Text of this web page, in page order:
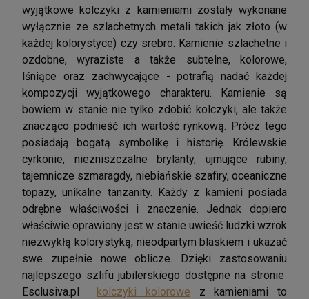
wyjątkowe kolczyki z kamieniami zostały wykonane
wyłącznie ze szlachetnych metali takich jak złoto (w
każdej kolorystyce) czy srebro. Kamienie szlachetne i
ozdobne, wyraziste a także subtelne, kolorowe,
lśniące oraz zachwycające - potrafią nadać każdej
kompozycji wyjątkowego charakteru. Kamienie są
bowiem w stanie nie tylko zdobić kolczyki, ale także
znacząco podnieść ich wartość rynkową. Prócz tego
posiadają bogatą symbolikę i historię. Królewskie
cyrkonie, niezniszczalne brylanty, ujmujące rubiny,
tajemnicze szmaragdy, niebiańskie szafiry, oceaniczne
topazy, unikalne tanzanity. Każdy z kamieni posiada
odrębne właściwości i znaczenie. Jednak dopiero
właściwie oprawiony jest w stanie uwieść ludzki wzrok
niezwykłą kolorystyką, nieodpartym blaskiem i ukazać
swe zupełnie nowe oblicze. Dzięki zastosowaniu
najlepszego szlifu jubilerskiego dostępne na stronie
Esclusiva.plkolczyki kolorowe z kamieniami to